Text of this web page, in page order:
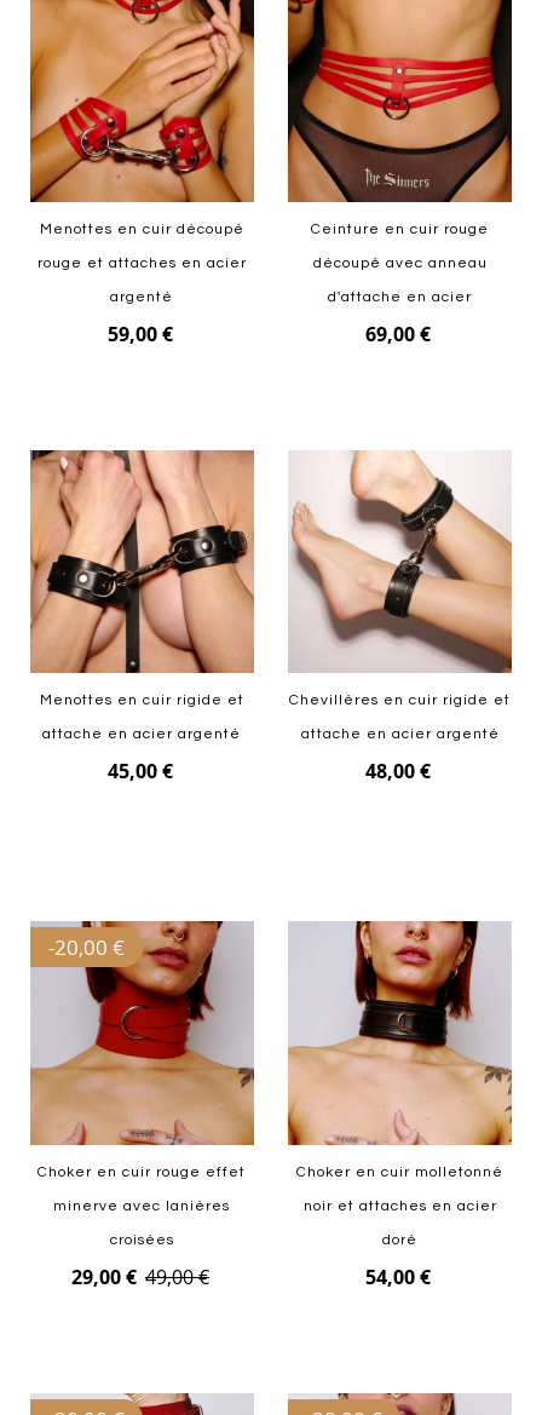
Menottes en cuir découpé
rouge et attaches en acier
argenté
59,00 €
Ceinture en cuir rouge
découpé avec anneau
d'attache en acier
69,00 €
Menottes en cuir rigide et
attache en acier argenté
45,00 €
Chevillères en cuir rigide et
attache en acier argenté
48,00 €
-20,00 €
Choker en cuir rouge effet
minerve avec lanières
croisées
29,00 € 49,00 €
Choker en cuir molletonné
noir et attaches en acier
doré
54,00 €